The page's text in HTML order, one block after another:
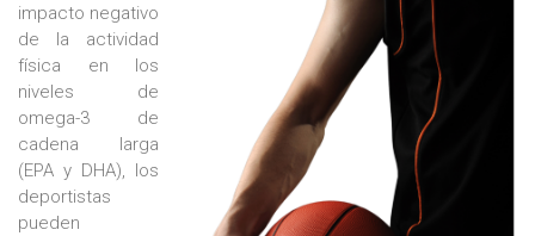
impacto negativo
de la actividad
física en los
niveles de
omega-3 de
cadena larga
(EPA y DHA), los
deportistas
pueden